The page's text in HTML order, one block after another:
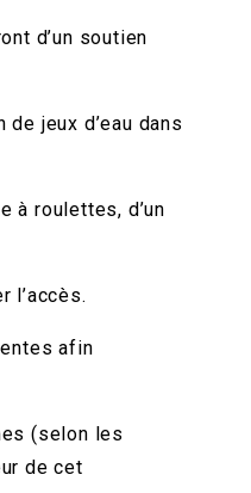
d’un soutien
jeux d’eau dans
à roulettes, d’un
l’accès.
afin
(selon les
de cet